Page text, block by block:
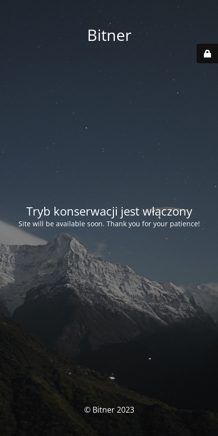
Bitner
Tryb konserwacji jest włączony
Site will be available soon. Thank you for your patience!
© Bitner 2023